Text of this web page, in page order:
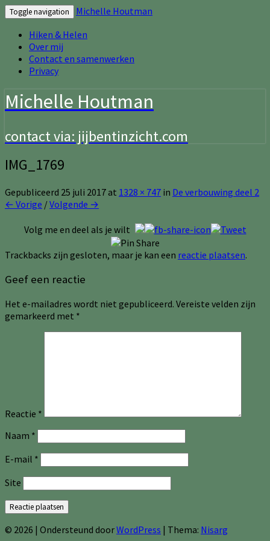
Toggle navigation
Michelle Houtman
Hiken & Helen
Over mij
Contact en samenwerken
Privacy
Michelle Houtman
contact via: jijbentinzicht.com
IMG_1769
Gepubliceerd 25 juli 2017at 1328 × 747 in De verbouwing deel 2
← Vorige /Volgende →
Volg me en deel als je wilt
Trackbacks zijn gesloten, maar je kan een reactie plaatsen.
Geef een reactie
Het e-mailadres wordt niet gepubliceerd. Vereiste velden zijn
gemarkeerd met *
Reactie *
Naam *
E-mail *
Site
© 2026 | Ondersteund doorWordPress | Thema: Nisarg